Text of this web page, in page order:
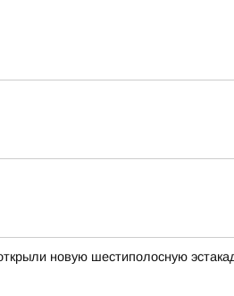
новую шестиполосную